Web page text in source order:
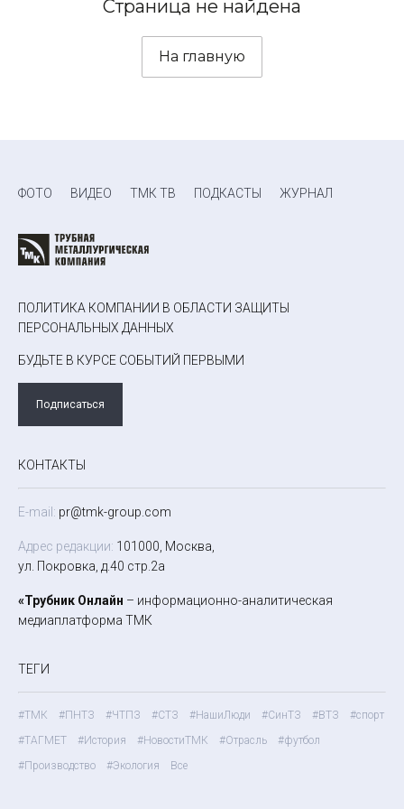
Страница не найдена
На главную
ФОТО ВИДЕО ТМК ТВ ПОДКАСТЫ ЖУРНАЛ
ПОЛИТИКА КОМПАНИИ В ОБЛАСТИ ЗАЩИТЫ
ПЕРСОНАЛЬНЫХ ДАННЫХ
БУДЬТЕ В КУРСЕ СОБЫТИЙ ПЕРВЫМИ
Подписаться
КОНТАКТЫ
E-mail: pr@tmk-group.com
Адрес редакции: 101000, Москва,
ул. Покровка, д.40 стр.2а
«Трубник Онлайн – информационно-аналитическая
медиаплатформа ТМК
ТЕГИ
#ТМК #ПНТЗ #ЧТПЗ #СТЗ #НашиЛюди #СинТЗ #ВТЗ
#спорт
#ТАГМЕТ
#История #НовостиТМК #Отрасль
#футбол
#Производство
#Экология Все